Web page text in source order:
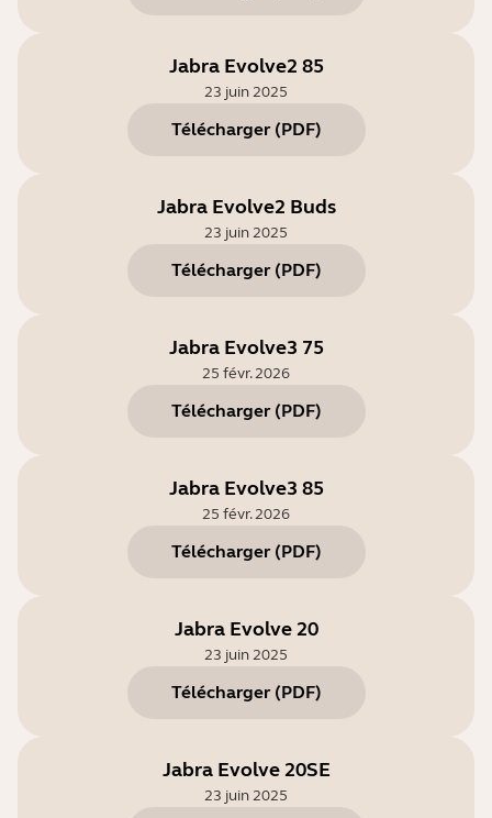
Jabra Evolve2 85
23 juin 2025
Télécharger (PDF)
Jabra Evolve2 Buds
23 juin 2025
Télécharger (PDF)
Jabra Evolve3 75
25 févr. 2026
Télécharger (PDF)
Jabra Evolve3 85
25 févr. 2026
Télécharger (PDF)
Jabra Evolve 20
23 juin 2025
Télécharger (PDF)
Jabra Evolve 20SE
23 juin 2025